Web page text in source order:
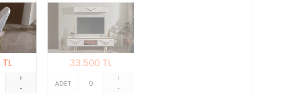
TL
+
-
33.500 TL
ADET
+
-